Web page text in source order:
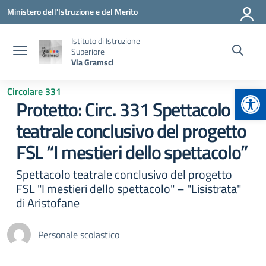
Vai ai contenuti
Vai al menu di navigazione
Vai al footer
Ministero dell'Istruzione e del Merito
Istituto di Istruzione
Superiore
Via Gramsci
Circolare 331
Protetto: Circ. 331 Spettacolo
teatrale conclusivo del progetto
FSL “I mestieri dello spettacolo”
Spettacolo teatrale conclusivo del progetto
FSL "I mestieri dello spettacolo" – "Lisistrata"
di Aristofane
Personale scolastico